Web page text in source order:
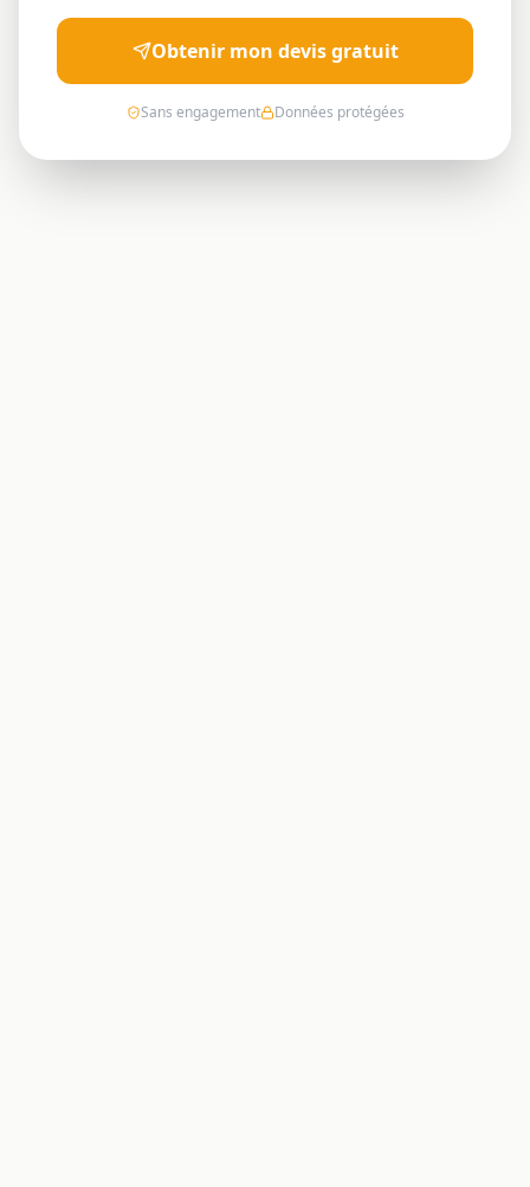
Obtenir mon devis gratuit
Sans engagement Données protégées